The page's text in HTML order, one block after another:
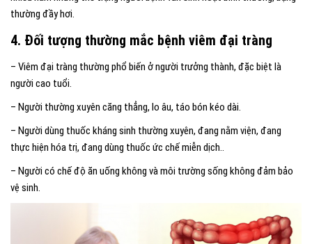
thường đầy hơi.
4. Đối tượng thường mắc bệnh viêm đại tràng
– Viêm đại tràng thường phổ biến ở người trưởng thành, đặc biệt là
người cao tuổi.
– Người thường xuyên căng thẳng, lo âu, táo bón kéo dài.
– Người dùng thuốc kháng sinh thường xuyên, đang nằm viện, đang
thực hiện hóa trị, đang dùng thuốc ức chế miễn dịch..
– Người có chế độ ăn uống không và môi trường sống không đảm bảo
vệ sinh.